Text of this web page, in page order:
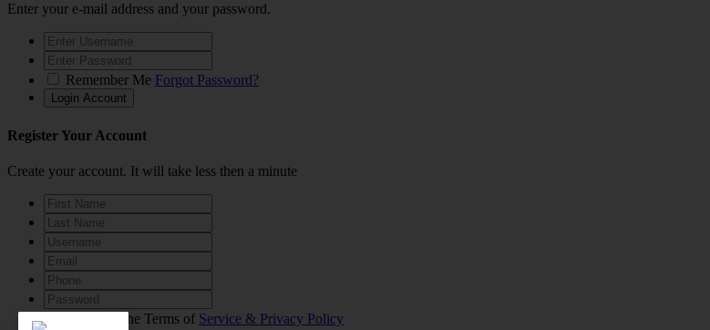
Enter your e-mail address and your password.
Remember Me Forgot Password?
Register Your Account
Create your account. It will take less then a minute
I agree to the Terms of Service & Privacy Policy